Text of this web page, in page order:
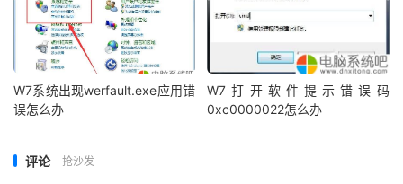
W7系统出现werfault.exe应用错
误怎么办
W7打开软件提示错误码
0xc0000022怎么办
评论 抢沙发